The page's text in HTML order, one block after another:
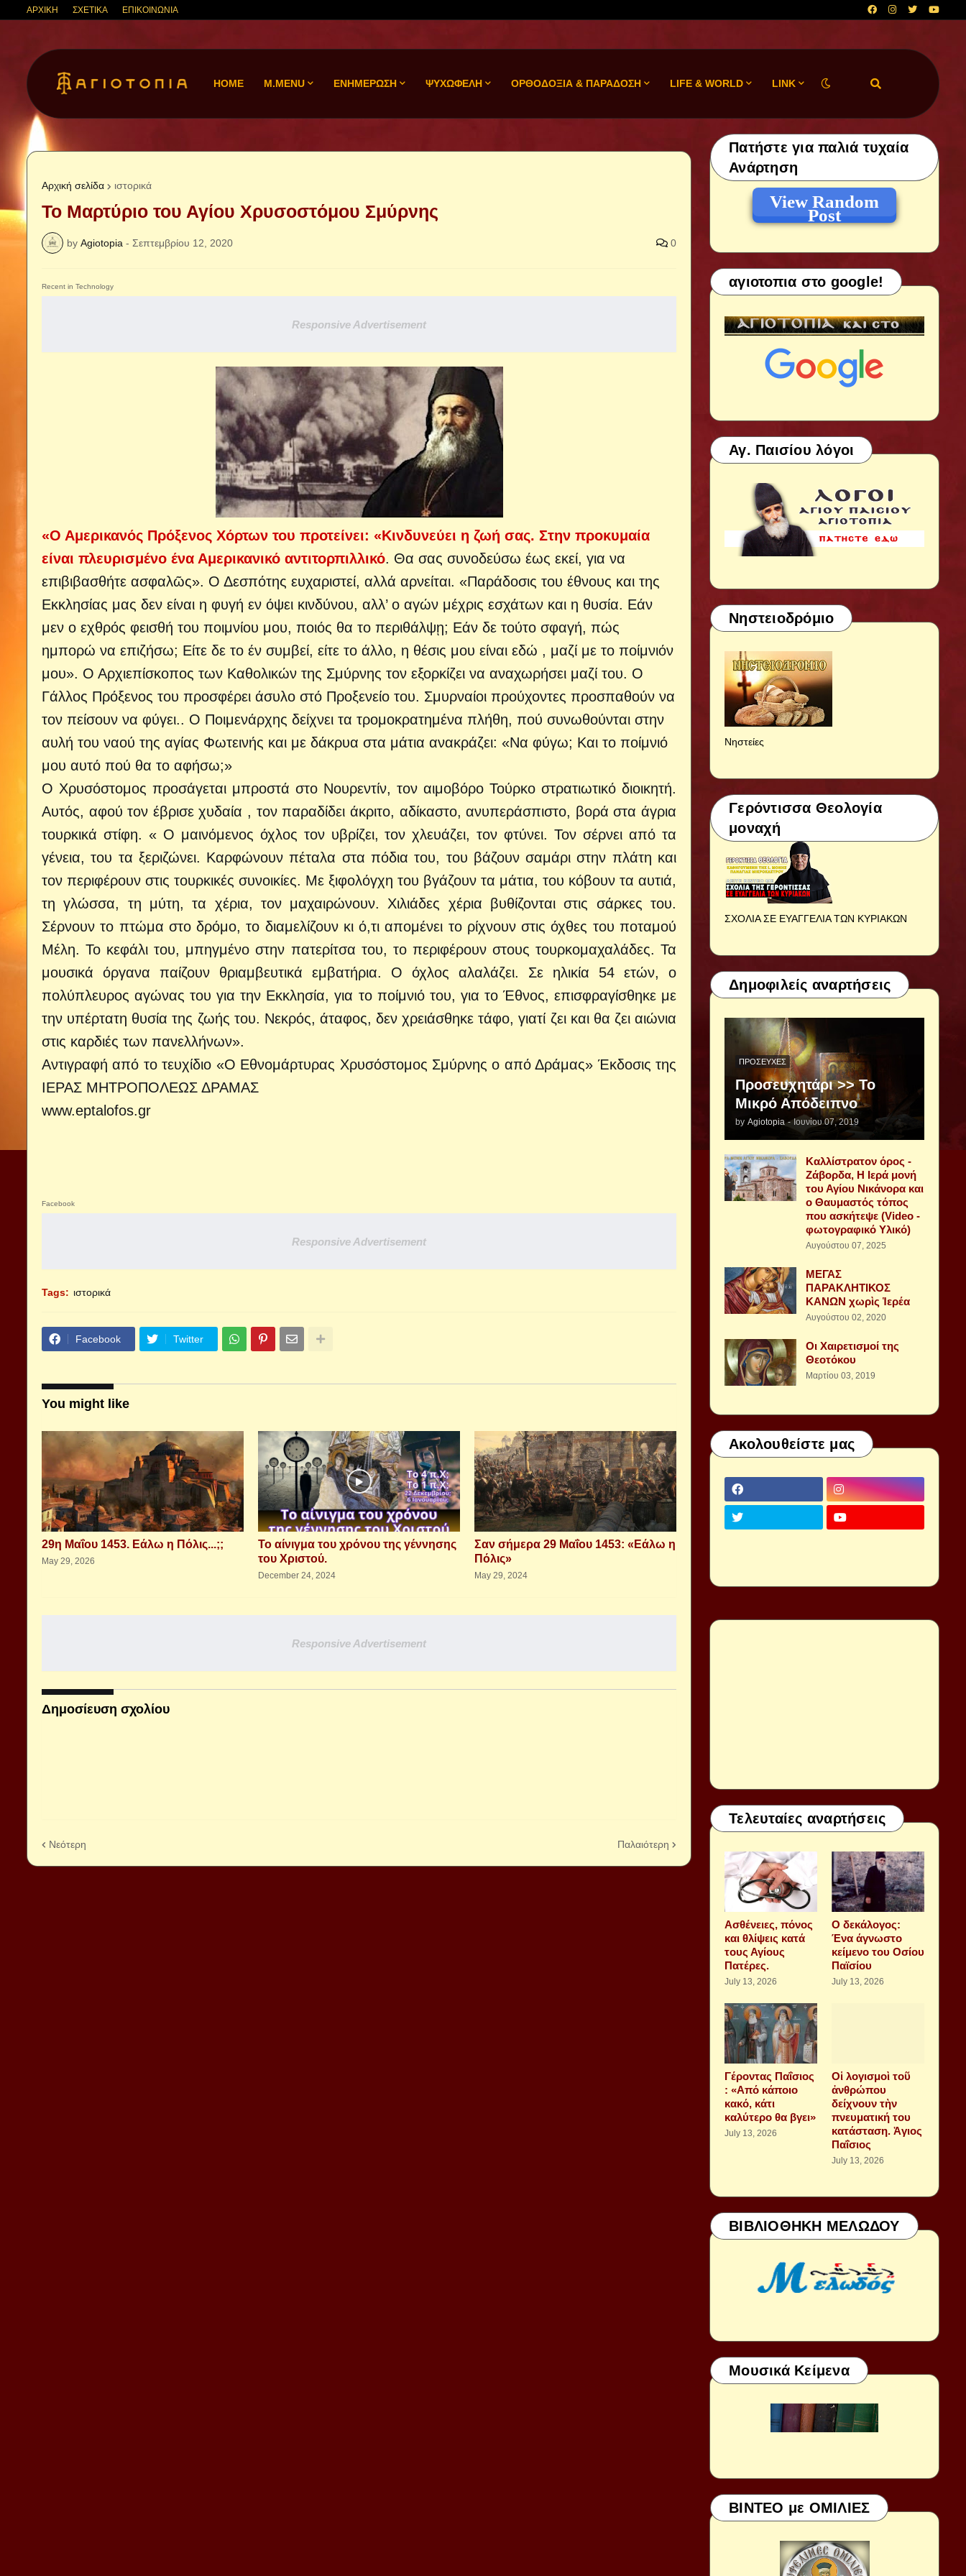
ΑΡΧΙΚΗ ΣΧΕΤΙΚΑ ΕΠΙΚΟΙΝΩΝΙΑ
HOME M.MENU ΕΝΗΜΕΡΩΣΗ ΨΥΧΩΦΕΛΗ ΟΡΘΟΔΟΞΙΑ & ΠΑΡΑΔΟΣΗ LIFE & WORLD LINK
Αρχική σελίδα ιστορικά
Το Μαρτύριο του Αγίου Χρυσοστόμου Σμύρνης
by Agiotopia - Σεπτεμβρίου 12, 2020 0
Recent in Technology
Responsive Advertisement
«Ο Αμερικανός Πρόξενος Χόρτων του προτείνει: «Κινδυνεύει η ζωή σας. Στην προκυμαία
είναι πλευρισμένο ένα Αμερικανικό αντιτορπιλλικό. Θα σας συνοδεύσω έως εκεί, για να
επιβιβασθήτε ασφαλῶς». Ο Δεσπότης ευχαριστεί, αλλά αρνείται. «Παράδοσις του έθνους και της
Εκκλησίας μας δεν είναι η φυγή εν όψει κινδύνου, αλλ’ ο αγών μέχρις εσχάτων και η θυσία. Εάν
μεν ο εχθρός φεισθή του ποιμνίου μου, ποιός θα το περιθάλψῃ; Εάν δε τούτο σφαγή, πώς
ημπορώ να επιζήσω; Είτε δε το έν συμβεί, είτε το άλλο, η θέσις μου είναι εδώ , μαζί με το ποίμνιόν
μου». Ο Αρχιεπίσκοπος των Καθολικών της Σμύρνης τον εξορκίζει να αναχωρήσει μαζί του. Ο
Γάλλος Πρόξενος του προσφέρει άσυλο στό Προξενείο του. Σμυρναίοι προύχοντες προσπαθούν να
τον πείσουν να φύγει.. Ο Ποιμενάρχης δείχνει τα τρομοκρατημένα πλήθη, πού συνωθούνται στην
αυλή του ναού της αγίας Φωτεινής και με δάκρυα στα μάτια ανακράζει: «Να φύγω; Και το ποίμνιό
μου αυτό πού θα το αφήσω;»
Ο Χρυσόστομος προσάγεται μπροστά στο Νουρεντίν, τον αιμοβόρο Τούρκο στρατιωτικό διοικητή.
Αυτός, αφού τον έβρισε χυδαία , τον παραδίδει άκριτο, αδίκαστο, ανυπεράσπιστο, βορά στα άγρια
τουρκικά στίφη. « Ο μαινόμενος όχλος τον υβρίζει, τον χλευάζει, τον φτύνει. Τον σέρνει από τα
γένεια, του τα ξεριζώνει. Καρφώνουν πέταλα στα πόδια του, του βάζουν σαμάρι στην πλάτη και
τον περιφέρουν στις τουρκικές συνοικίες. Με ξιφολόγχη του βγάζουν τα μάτια, του κόβουν τα αυτιά,
τη γλώσσα, τη μύτη, τα χέρια, τον μαχαιρώνουν. Χιλιάδες χέρια βυθίζονται στις σάρκες του.
Σέρνουν το πτώμα στο δρόμο, το διαμελίζουν κι ό,τι απομένει το ρίχνουν στις όχθες του ποταμού
Μέλη. Το κεφάλι του, μπηγμένο στην πατερίτσα του, το περιφέρουν στους τουρκομαχαλάδες. Τα
μουσικά όργανα παίζουν θριαμβευτικά εμβατήρια. Ο όχλος αλαλάζει. Σε ηλικία 54 ετών, ο
πολύπλευρος αγώνας του για την Εκκλησία, για το ποίμνιό του, για το Έθνος, επισφραγίσθηκε με
την υπέρτατη θυσία της ζωής του. Νεκρός, άταφος, δεν χρειάσθηκε τάφο, γιατί ζει και θα ζει αιώνια
στις καρδιές των πανελλήνων».
Αντιγραφή από το τευχίδιο «Ο Εθνομάρτυρας Χρυσόστομος Σμύρνης ο από Δράμας» Έκδοσις της
ΙΕΡΑΣ ΜΗΤΡΟΠΟΛΕΩΣ ΔΡΑΜΑΣ
www.eptalofos.gr
Facebook
Responsive Advertisement
Tags: ιστορικά
Facebook Twitter
You might like
29η Μαΐου 1453. Εάλω η Πόλις...;;
May 29, 2026
Το αίνιγμα του χρόνου της γέννησης
του Χριστού.
December 24, 2024
Σαν σήμερα 29 Μαΐου 1453: «Εάλω η
Πόλις»
May 29, 2024
Responsive Advertisement
Δημοσίευση σχολίου
Νεότερη Παλαιότερη
Πατήστε για παλιά τυχαία
Ανάρτηση
View Random
Post
αγιοτοπια στο google!
Αγ. Παισίου λόγοι
Νηστειοδρόμιο
Νηστείες
Γερόντισσα Θεολογία
μοναχή
ΣΧΟΛΙΑ ΣΕ ΕΥΑΓΓΕΛΙΑ ΤΩΝ ΚΥΡΙΑΚΩΝ
Δημοφιλείς αναρτήσεις
ΠΡΟΣΕΥΧΈΣ
Προσευχητάρι >> Το
Μικρό Απόδειπνο
by Agiotopia - Ιουνίου 07, 2019
Καλλίστρατον όρος -
Ζάβορδα, Η Ιερά μονή
του Αγίου Νικάνορα και
ο Θαυμαστός τόπος
που ασκήτεψε (Video -
φωτογραφικό Υλικό)
Αυγούστου 07, 2025
ΜΕΓΑΣ
ΠΑΡΑΚΛΗΤΙΚΟΣ
ΚΑΝΩΝ χωρὶς Ἱερέα
Αυγούστου 02, 2020
Οι Χαιρετισμοί της
Θεοτόκου
Μαρτίου 03, 2019
Ακολουθείστε μας
Τελευταίες αναρτήσεις
Aσθένειες, πόνος
και θλίψεις κατά
τους Αγίους
Πατέρες.
July 13, 2026
Ο δεκάλογος:
Ένα άγνωστο
κείμενο του Οσίου
Παϊσίου
July 13, 2026
Γέροντας Παΐσιος
: «Από κάποιο
κακό, κάτι
καλύτερο θα βγει»
July 13, 2026
Οἱ λογισμοὶ τοῦ
ἀνθρώπου
δείχνουν τὴν
πνευματική του
κατάσταση. Ἁγιος
Παΐσιος
July 13, 2026
ΒΙΒΛΙΟΘΗΚΗ ΜΕΛΩΔΟΥ
Μουσικά Κείμενα
ΒΙΝΤΕΟ με ΟΜΙΛΙΕΣ